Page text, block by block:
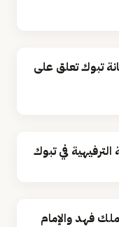
تبوك تعلق على
في تبوك
فهد والإمام